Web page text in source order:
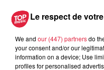
Le respect de
We and our (447) partnersdo
your consent and/or our
information on a device; Use
profiles for personalised